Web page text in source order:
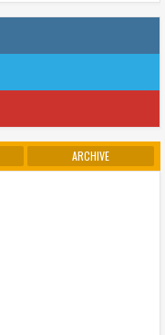
ARCHIVE